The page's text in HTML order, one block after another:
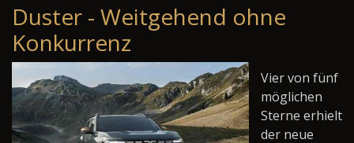
Duster - Weitgehend ohne
Konkurrenz
Vier von fünf
möglichen
Sterne erhielt
der neue